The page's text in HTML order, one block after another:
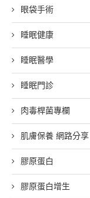
眼袋手術
睡眠健康
睡眠醫學
睡眠門診
肉毒桿菌專欄
肌膚保養 網路分享
膠原蛋白
膠原蛋白增生